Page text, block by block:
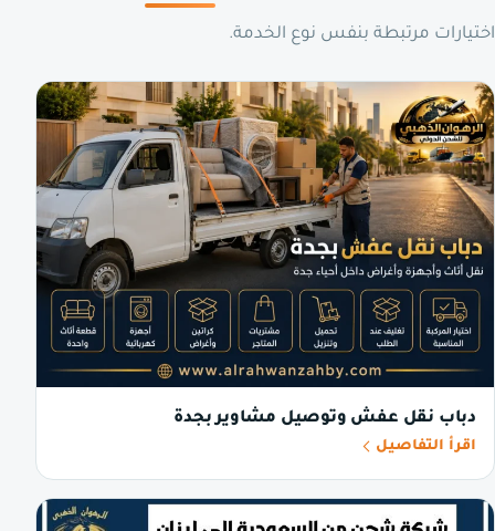
اختيارات مرتبطة بنفس نوع الخدمة.
دباب نقل عفش وتوصيل مشاوير بجدة
اقرأ التفاصيل